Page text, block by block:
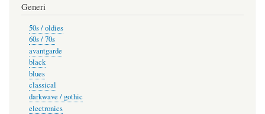
Generi
50s / oldies
60s / 70s
avantgarde
black
blues
classical
darkwave / gothic
electronics